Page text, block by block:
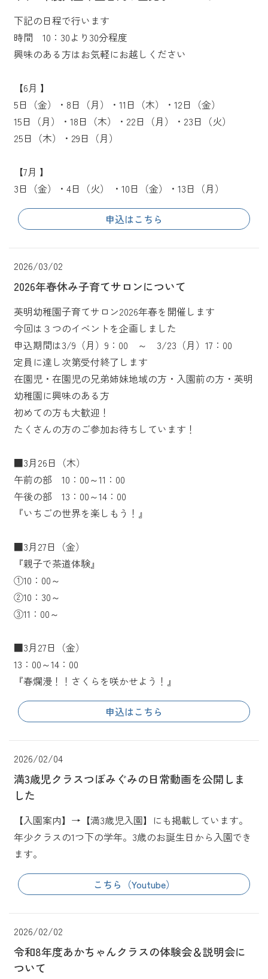
下記の日程で行います
時間 10：30より30分程度
興味のある方はお気軽にお越しください
【6月 】
5日（金）・8日（月）・11日（木）・12日（金）
15日（月）・18日（木）・22日（月）・23日（火）
25日（木）・29日（月）
【7月 】
3日（金）・4日（火） ・10日（金）・13日（月）
申込はこちら
2026/03/02
2026年春休み子育てサロンについて
英明幼稚園子育てサロン2026年春を開催します
今回は３つのイベントを企画しました
申込期間は3/9（月）9：00 ～ 3/23（月）17：00
定員に達し次第受付終了します
在園児・在園児の兄弟姉妹地域の方・入園前の方・英明
幼稚園に興味のある方
初めての方も大歓迎！
たくさんの方のご参加お待ちしています！
■3月26日（木）
午前の部 10：00～11：00
午後の部 13：00～14：00
『いちごの世界を楽しもう！』
■3月27日（金）
『親子で茶道体験』
①10：00～
②10：30～
③11：00～
■3月27日（金）
13：00～14：00
『春爛漫！！さくらを咲かせよう！』
申込はこちら
2026/02/04
満3歳児クラスつぼみぐみの日常動画を公開しま
した
【入園案内】→【満3歳児入園】にも掲載しています。
年少クラスの1つ下の学年。3歳のお誕生日から入園でき
ます。
こちら（Youtube）
2026/02/02
令和8年度あかちゃんクラスの体験会＆説明会に
ついて